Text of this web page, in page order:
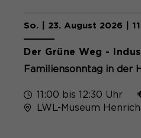
So. | 23. August 2026 |
Der Grüne Weg -
Familiensonntag in der
11:00 bis 12:30 Uhr
LWL-Museum